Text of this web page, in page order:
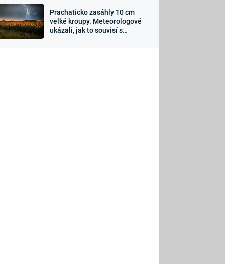
Sledujte nás
Prachaticko zasáhly 10 cm
velké kroupy. Meteorologové
ukázali, jak to souvisí s